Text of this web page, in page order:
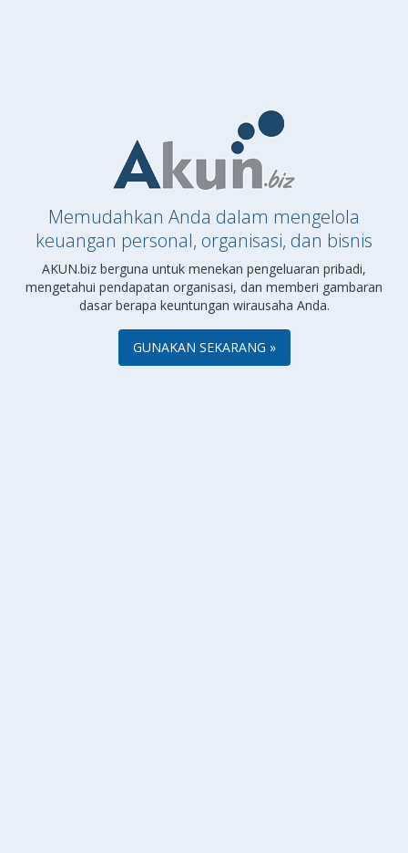
Memudahkan Anda dalam mengelola
keuangan personal, organisasi, dan bisnis
AKUN.biz berguna untuk menekan pengeluaran pribadi,
mengetahui pendapatan organisasi, dan memberi gambaran
dasar berapa keuntungan wirausaha Anda.
GUNAKAN SEKARANG »